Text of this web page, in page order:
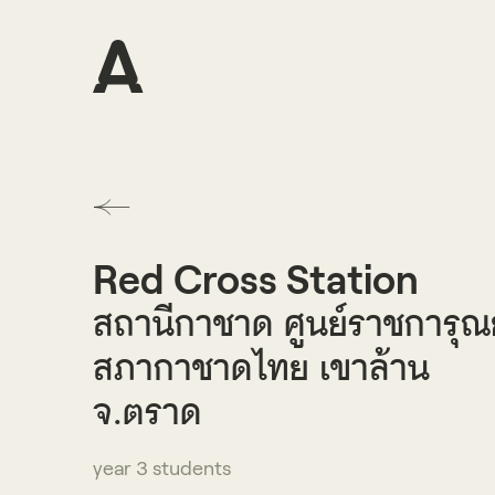
Red Cross Station
สถานีกาชาด ศูนย์ราชการุ
สภากาชาดไทย เขาล้าน
จ.ตราด
year 3 students